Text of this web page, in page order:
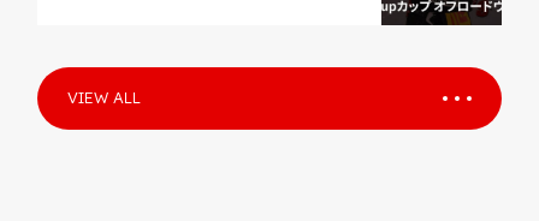
VIEW ALL